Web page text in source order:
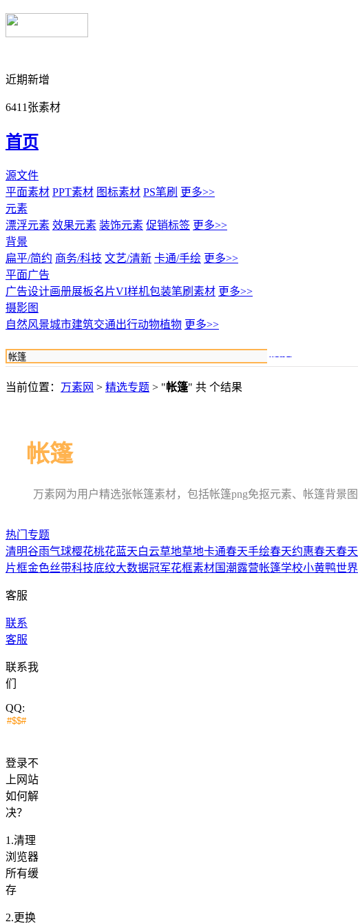
近期新增
6411张素材
首页
源文件
平面素材 PPT素材 图标素材 PS笔刷 更多>>
元素
漂浮元素 效果元素 装饰元素 促销标签 更多>>
背景
扁平/简约 商务/科技 文艺/清新 卡通/手绘 更多>>
平面广告
广告设计画册展板名片VI样机包装笔刷素材 更多>>
摄影图
自然风景城市建筑交通出行动物植物 更多>>
当前位置： 万素网 > 精选专题 > "帐篷" 共 个结果
帐篷
万素网为用户精选张帐篷素材，包括帐篷png免抠元素、帐篷背景
热门专题
清明谷雨气球樱花桃花蓝天白云草地草地卡通春天手绘春天约惠春天春
片框金色丝带科技底纹大数据冠军花框素材国潮露营帐篷学校小黄鸭世
客服
联系
客服
联系我
们
QQ:
登录不
上网站
如何解
决？
1.清理
浏览器
所有缓
存
2.更换